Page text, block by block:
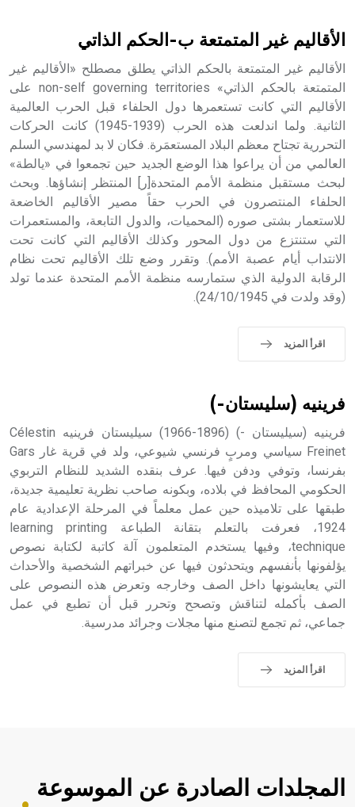
- هل تعلم أن أبجر Abgar اسم معروف جيداً يعود إلى عدد من
الملوك الذين حكموا مدينة إديسا (الرها) من أبجر الأول وحتى
التاسع، وهم ينتسبون إلى أسرة أوسروين
- هل تعلم أن الأبجدية الكنعانية تتألف من /22/ علامة كتابية
sign تكتب منفصلة غير متصلة، وتعتمد المبدأ الأكوروفوني،
حيث تقتصر القيمة الصوتية للعلامة الك
الأقاليم غير المتمتعة ب-الحكم الذاتي
الأقاليم غير المتمتعة بالحكم الذاتي يطلق مصطلح «الأقاليم غير
المتمتعة بالحكم الذاتي» non-self governing territories على
الأقاليم التي كانت تستعمرها دول الحلفاء قبل الحرب العالمية
الثانية. ولما اندلعت هذه الحرب (1939-1945) كانت الحركات
التحررية تجتاح معظم البلاد المستعمَرة. فكان لا بد لمهندسي السلم
العالمي من أن يراعوا هذا الوضع الجديد حين تجمعوا في «يالطة»
لبحث مستقبل منظمة الأمم المتحدة[ر] المنتظر إنشاؤها. وبحث
الحلفاء المنتصرون في الحرب حقاً مصير الأقاليم الخاضعة
للاستعمار بشتى صوره (المحميات، والدول التابعة، والمستعمرات
التي ستنتزع من دول المحور وكذلك الأقاليم التي كانت تحت
الانتداب أيام عصبة الأمم). وتقرر وضع تلك الأقاليم تحت نظام
الرقابة الدولية الذي ستمارسه منظمة الأمم المتحدة عندما تولد
(وقد ولدت في 24/10/1945).
اقرأ المزيد
فرينيه (سليستان-)
فرينيه (سيليستان -) (1896-1966) سيليستان فرينيه Célestin
Freinet سياسي ومربٍ فرنسي شيوعي، ولد في قرية غار Gars
بفرنسا، وتوفي ودفن فيها. عرف بنقده الشديد للنظام التربوي
الحكومي المحافظ في بلاده، وبكونه صاحب نظرية تعليمية جديدة،
طبقها على تلاميذه حين عمل معلماً في المرحلة الإعدادية عام
1924، فعرفت بالتعلم بتقانة الطباعة learning printing
technique، وفيها يستخدم المتعلمون آلة كاتبة لكتابة نصوص
يؤلفونها بأنفسهم ويتحدثون فيها عن خبراتهم الشخصية والأحداث
التي يعايشونها داخل الصف وخارجه وتعرض هذه النصوص على
الصف بأكمله لتناقش وتصحح وتحرر قبل أن تطبع في عمل
جماعي، ثم تجمع لتصنع منها مجلات وجرائد مدرسية.
اقرأ المزيد
المجلدات الصادرة عن الموسوعة